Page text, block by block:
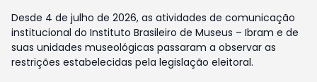
Desde 4 de julho de 2026, as atividades de comunicação
institucional do Instituto Brasileiro de Museus – Ibram e de
suas unidades museológicas passaram a observar as
restrições estabelecidas pela legislação eleitoral.